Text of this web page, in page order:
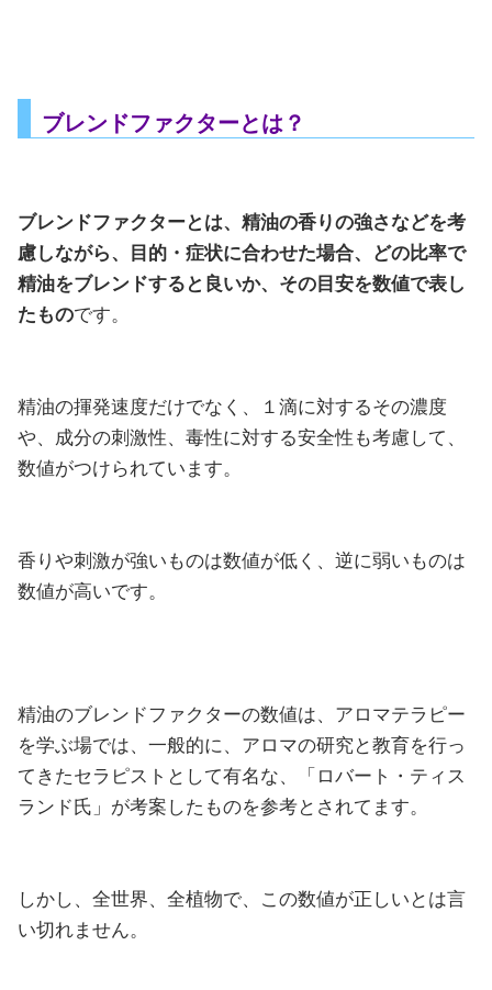
ブレンドファクターとは？
ブレンドファクターとは、精油の香りの強さなどを考
慮しながら、目的・症状に合わせた場合、どの比率で
精油をブレンドすると良いか、その目安を数値で表し
たものです。
精油の揮発速度だけでなく、１滴に対するその濃度
や、成分の刺激性、毒性に対する安全性も考慮して、
数値がつけられています。
香りや刺激が強いものは数値が低く、逆に弱いものは
数値が高いです。
精油のブレンドファクターの数値は、アロマテラピー
を学ぶ場では、一般的に、アロマの研究と教育を行っ
てきたセラピストとして有名な、「ロバート・ティス
ランド氏」が考案したものを参考とされてます。
しかし、全世界、全植物で、この数値が正しいとは言
い切れません。